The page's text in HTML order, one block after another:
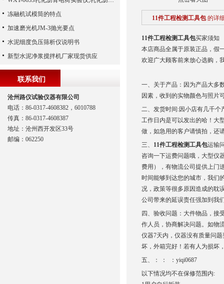
11件工程检测工具包 的详
11件工程检测工具包买家须知
本店商品全属于原装正品，假
欢迎广大顾客前来放心选购，
一、关于产品：因为产品大多
因素，收到的实物颜色与照片
二、发货时间:因小店有几千个
工作日内是可以发出的哈！大
做，如急用的客户请慎拍，还
三、 11件工程检测工具包运输
咨询一下运费问题哦，大型仪
费用），有物流公司提供上门
时间能够到达您的城市，我们
况，政策等很多原因造成的耽
公司带来的延误责任强加到我
四、验收问题：大件物品，接
作人员，协商解决问题。如物
仪器7天内，仪器没有质量问
坏，外箱完好！若有人为损坏
五、： ： ：yiqi0687
以下情况均不在保修范围内:
冻融机试模筒的特点
加速磨光机JM-3抛光要点
水泥细度负压筛析仪说明书
新型水泥净浆搅拌机厂家现货供应
联系我们
沧州路仪试验仪器有限公司
电话：86-0317-4608382，6010788
传真：86-0317-4608387
地址：沧州西开发区33号
邮编：062250